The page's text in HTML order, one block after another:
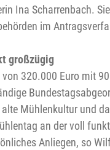
Ina Scharrenbach.
im
großzügig
320.000 Euro mit
Mühlenkultur und
an der voll
Anliegen, so